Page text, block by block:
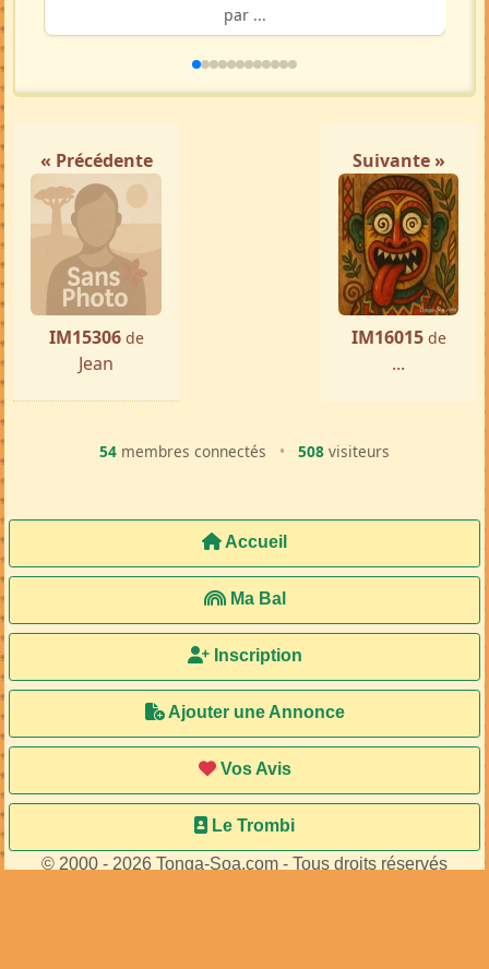
par ...
« Précédente
IM15306 de
Jean
Suivante »
IM16015 de
...
54 membres connectés • 508 visiteurs
Accueil
Ma Bal
Inscription
Ajouter une Annonce
Vos Avis
Le Trombi
© 2000 - 2026 Tonga-Soa.com - Tous droits réservés